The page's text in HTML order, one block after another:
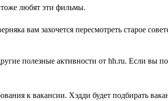
любят эти фильмы.
вам захочется пересмотреть старое
полезные активности от hh.ru. Если вы
к вакансии. Хэдди будет подбирать